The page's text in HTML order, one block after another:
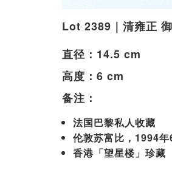
Lot 2389｜清雍正
直径：14.5 cm
高度：6 cm
备注：
法国巴黎私人收藏
伦敦苏富比，1994
香港「望星楼」珍藏